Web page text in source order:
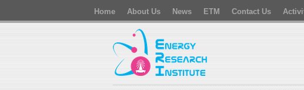
Home About Us News ETM Contact Us